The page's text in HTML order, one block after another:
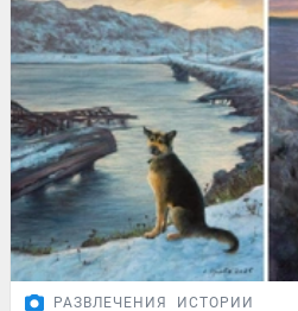
РАЗВЛЕЧЕНИЯ ИСТОРИИ